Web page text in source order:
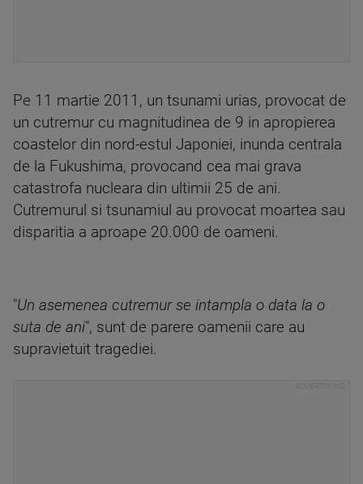
Pe 11 martie 2011, un tsunami urias, provocat de
un cutremur cu magnitudinea de 9 in apropierea
coastelor din nord-estul Japoniei, inunda centrala
de la Fukushima, provocand cea mai grava
catastrofa nucleara din ultimii 25 de ani.
Cutremurul si tsunamiul au provocat moartea sau
disparitia a aproape 20.000 de oameni.
"Un asemenea cutremur se intampla o data la o
suta de ani", sunt de parere oamenii care au
supravietuit tragediei.